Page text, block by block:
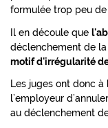
formulée trop peu
Il en découle que
déclenchement de
motif d'irrégularité
Les juges ont donc
l’employeur
au déclenchement